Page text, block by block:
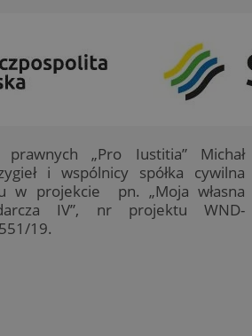
prawnych „Pro Iustitia” Michał
i wspólnicy spółka cywilna
w projekcie pn. „Moja własna
IV”, nr projektu WND-
19.